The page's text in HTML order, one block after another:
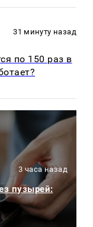
31 минуту назад
по 150 раз в
3 часа назад
пузырей: